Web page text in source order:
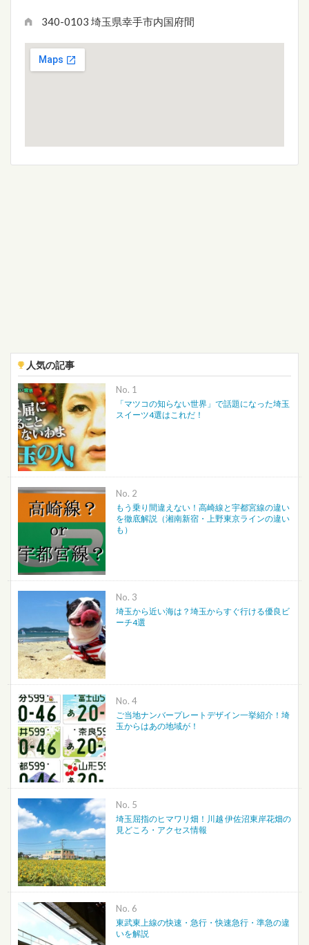
340-0103 埼玉県幸手市内国府間
人気の記事
No.
「マツコの知らない世界」で話題になった埼玉
スイーツ4選はこれだ！
No.
もう乗り間違えない！高崎線と宇都宮線の違い
を徹底解説（湘南新宿・上野東京ラインの違い
も）
No.
埼玉から近い海は？埼玉からすぐ行ける優良ビ
ーチ4選
No.
ご当地ナンバープレートデザイン一挙紹介！埼
玉からはあの地域が！
No.
埼玉屈指のヒマワリ畑！川越 伊佐沼東岸花畑の
見どころ・アクセス情報
No.
東武東上線の快速・急行・快速急行・準急の違
いを解説